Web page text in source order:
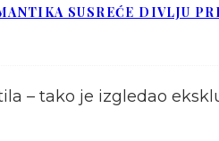
SUSREĆE DIVLJU
– tako je izgledao